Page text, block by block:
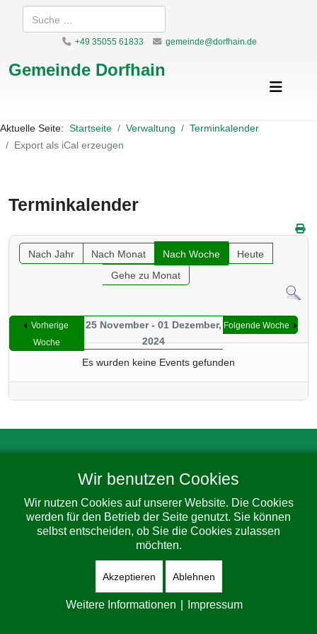
Suchen
+49 35055 61833 gemeinde@dorfhain.de
Gemeinde Dorfhain
Aktuelle Seite: Startseite Verwaltung
Terminkalender
Export als iCal erzeugen
Terminkalender
Nach Jahr Nach Monat Nach Woche
Heute
Gehe zu Monat
Vorherige
Woche
25 November - 01 Dezember,
2024
Folgende Woche
Es wurden keine Events gefunden
© 2026 Gemeinde Dorfhain. All Rights Reserved. Designed By
JoomShaper
Wir benutzen Cookies
Wir nutzen Cookies auf unserer Website. Die Cookies
werden für den Betrieb der Seite genutzt. Sie können
selbst entscheiden, ob Sie die Cookies zulassen
möchten.
Akzeptieren Ablehnen
Weitere Informationen | Impressum